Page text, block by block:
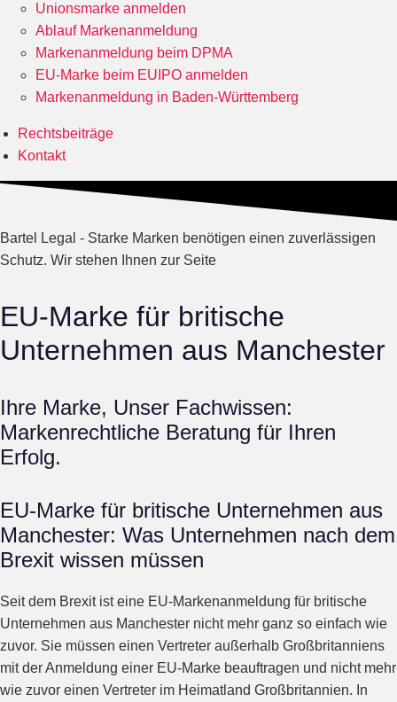
Unionsmarke anmelden
Ablauf Markenanmeldung
Markenanmeldung beim DPMA
EU-Marke beim EUIPO anmelden
Markenanmeldung in Baden-Württemberg
Rechtsbeiträge
Kontakt
Bartel Legal - Starke Marken benötigen einen zuverlässigen
Schutz. Wir stehen Ihnen zur Seite
EU-Marke für britische
Unternehmen aus Manchester
Ihre Marke, Unser Fachwissen:
Markenrechtliche Beratung für Ihren
Erfolg.
EU-Marke für britische Unternehmen aus
Manchester: Was Unternehmen nach dem
Brexit wissen müssen
Seit dem Brexit ist eine EU-Markenanmeldung für britische
Unternehmen aus Manchester nicht mehr ganz so einfach wie
zuvor. Sie müssen einen Vertreter außerhalb Großbritanniens
mit der Anmeldung einer EU-Marke beauftragen und nicht mehr
wie zuvor einen Vertreter im Heimatland Großbritannien. In